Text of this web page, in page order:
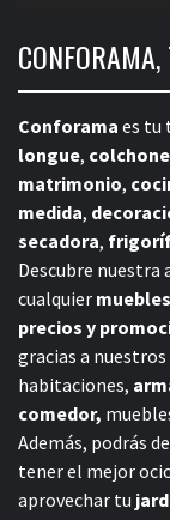
Conforama es tu
longue,
matrimonio,
medida,
secadora,
Descubre nuestra
cualquier
precios y
gracias a nuestros
habitaciones,
comedor,
Además, podrás
tener el mejor
aprovechar tu